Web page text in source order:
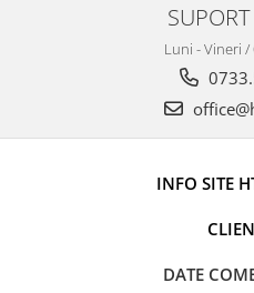
Luni - Vineri /
INFO SITE
DATE